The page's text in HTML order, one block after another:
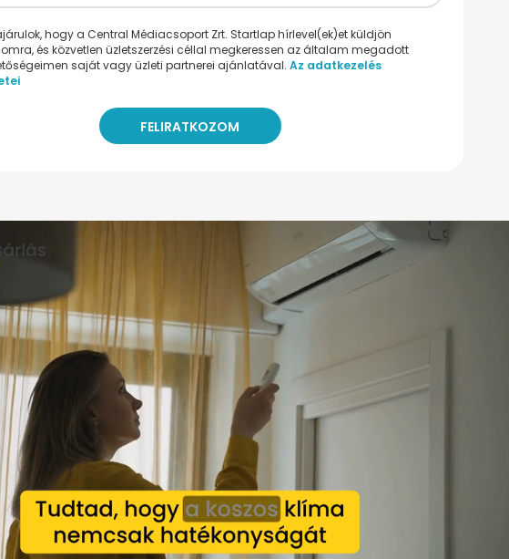
hogy a Central Médiacsoport Zrt. Startlap hírlevel(ek)et küldjön
és közvetlen üzletszerzési céllal megkeressen az általam megadott
saját vagy üzleti partnerei ajánlatával. Az adatkezelés